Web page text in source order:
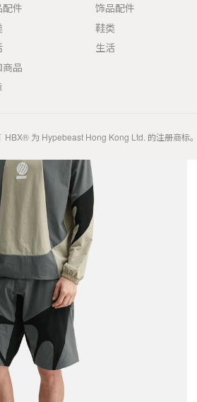
配件
商品
饰品配件
鞋类
生活
HBX® 为 Hypebeast Hong Kong Ltd. 的注册商标。